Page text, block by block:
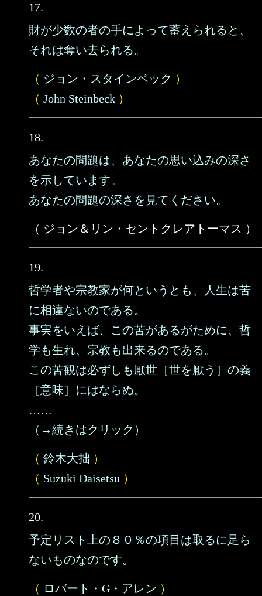
17.
財が少数の者の手によって蓄えられると、
それは奪い去られる。
（ ジョン・スタインベック ）
（ John Steinbeck ）
18.
あなたの問題は、あなたの思い込みの深さ
を示しています。
あなたの問題の深さを見てください。
（ ジョン＆リン・セントクレアトーマス ）
19.
哲学者や宗教家が何というとも、人生は苦
に相違ないのである。
事実をいえば、この苦があるがために、哲
学も生れ、宗教も出来るのである。
この苦観は必ずしも厭世［世を厭う］の義
［意味］にはならぬ。
……
（→続きはクリック）
（ 鈴木大拙 ）
（ Suzuki Daisetsu ）
20.
予定リスト上の８０％の項目は取るに足ら
ないものなのです。
（ ロバート・G・アレン ）